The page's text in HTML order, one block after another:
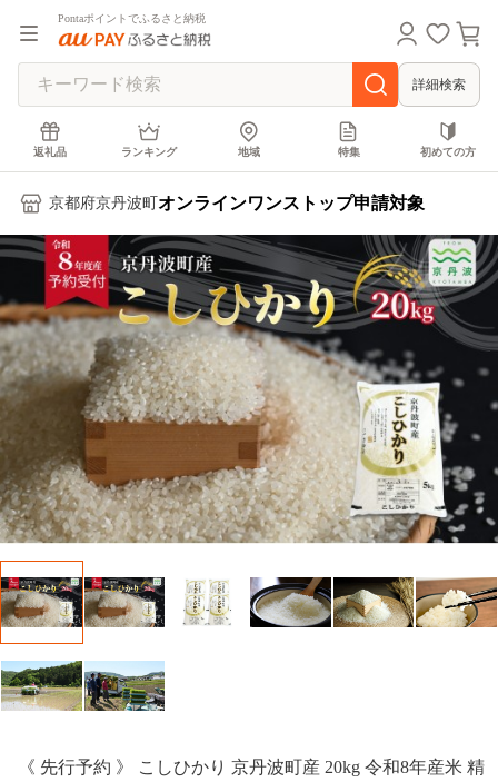
Pontaポイントでふるさと納税
詳細検索
返礼品 ランキング 地域 特集 初めての方
京都府京丹波町 オンラインワンストップ申請対象
《 先行予約 》 こしひかり 京丹波町産 20kg 令和8年産米 精